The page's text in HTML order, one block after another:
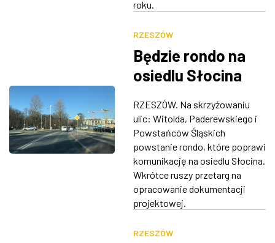
roku.
RZESZÓW
Będzie rondo na
osiedlu Słocina
RZESZÓW. Na skrzyżowaniu
ulic: Witolda, Paderewskiego i
Powstańców Śląskich
powstanie rondo, które poprawi
komunikację na osiedlu Słocina.
Wkrótce ruszy przetarg na
opracowanie dokumentacji
projektowej.
RZESZÓW